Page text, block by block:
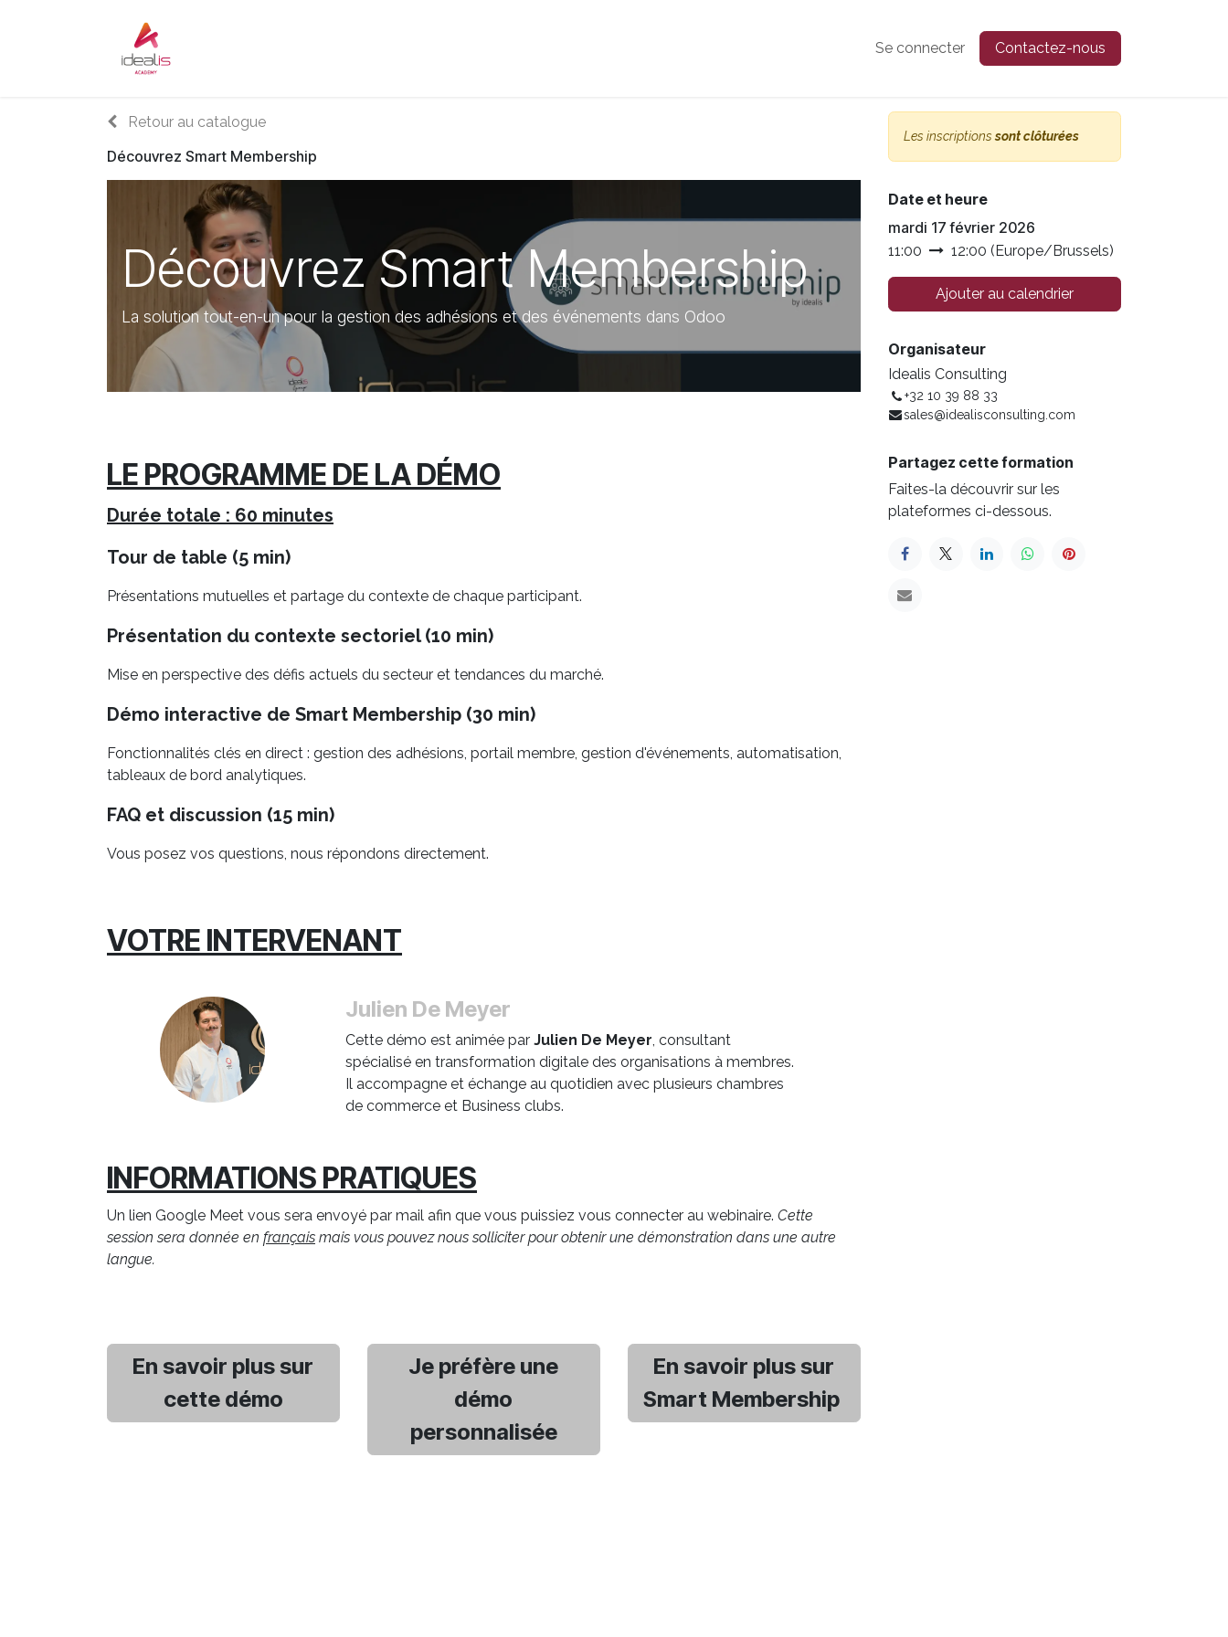
Se connecter Contactez-nous
Retour au catalogue
Découvrez Smart Membership
Découvrez Smart Membership
La solution tout-en-un pour la gestion des adhésions et des événements dans Odoo
LE PROGRAMME DE LA DÉMO
Durée totale : 60 minutes
Tour de table (5 min)
Présentations mutuelles et partage du contexte de chaque participant.
Présentation du contexte sectoriel (10 min)
Mise en perspective des défis actuels du secteur et tendances du marché.
Démo interactive de Smart Membership (30 min)
Fonctionnalités clés en direct : gestion des adhésions, portail membre, gestion d'événements, automatisation,
tableaux de bord analytiques.
FAQ et discussion (15 min)
Vous posez vos questions, nous répondons directement.
VOTRE INTERVENANT
Julien De Meyer
Cette démo est animée parJulien De Meyer, consultant
spécialisé en transformation digitale des organisations à membres.
Il accompagne et échange au quotidien avec plusieurs chambres
de commerce et Business clubs.
INFORMATIONS PRATIQUES
Un lien Google Meet vous sera envoyé par mail afin que vous puissiez vous connecter au webinaire. Cette
session sera donnée en français mais vous pouvez nous solliciter pour obtenir une démonstration dans une autre
langue.
En savoir plus sur
cette démo
Je préfère une
démo
personnalisée
En savoir plus sur
Smart Membership
Les inscriptionssont clôturées
Date et heure
mardi 17 février 2026
11:00 12:00 (Europe/Brussels)
Ajouter au calendrier
Organisateur
Idealis Consulting
+32 10 39 88 33
sales@idealisconsulting.com
Partagez cette formation
Faites-la découvrir sur les
plateformes ci-dessous.